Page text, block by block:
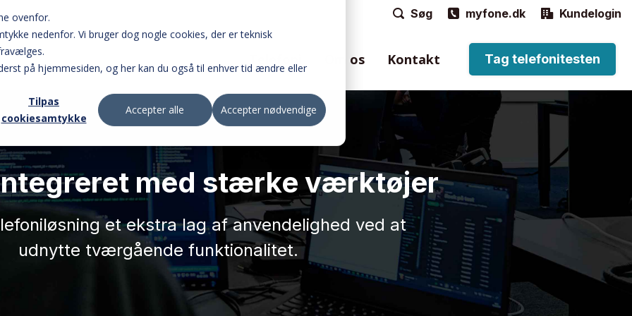
ovenfor.
nedenfor. Vi bruger dog nogle cookies, der er teknisk
på hjemmesiden, og her kan du også til enhver tid ændre eller
Tilpas
cookiesamtykke
Accepter alle Accepter nødvendige
Kundelogin
myfone.dk
Søg
Online omstillingsbord til håndtering af
opkald.
Omstil opkald på farten via Myfone-
appen.
Opsæt og brug jeres bordtelefoner
online.
Om os Kontakt Tag telefonitesten
med stærke værktøjer
et ekstra lag af anvendelighed ved at
udnytte tværgående funktionalitet.